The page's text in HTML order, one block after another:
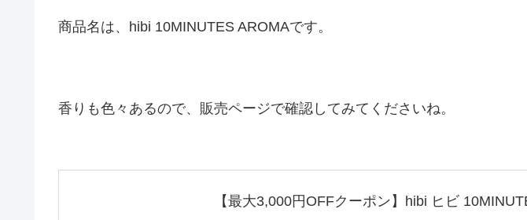
商品名は、hibi 10MINUTES AROMAです。
香りも色々あるので、販売ページで確認してみてくださいね。
【最大3,000円OFFクーポン】hibi ヒビ